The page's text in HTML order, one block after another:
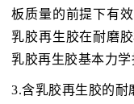
板质量的前提下有
乳胶再生胶在耐磨
乳胶再生胶基本力学
3.含乳胶再生胶的耐